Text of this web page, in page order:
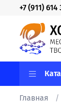
+7 (911) 614
Главная